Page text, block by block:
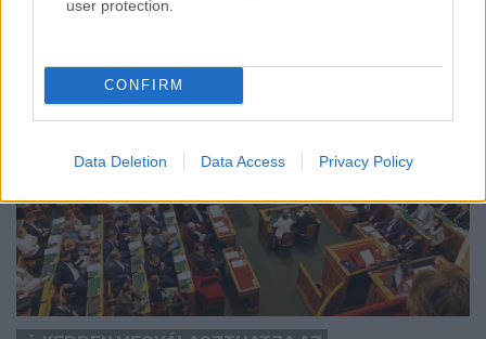
user protection.
CONFIRM
Data Deletion Data Access Privacy Policy